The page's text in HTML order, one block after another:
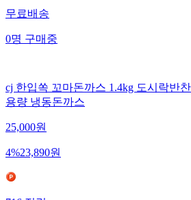
무료배송
0명구매중
cj 한입쏙 꼬마돈까스 1.4kg 도시락반
용량 냉동돈까스
25,000원
4%23,890원